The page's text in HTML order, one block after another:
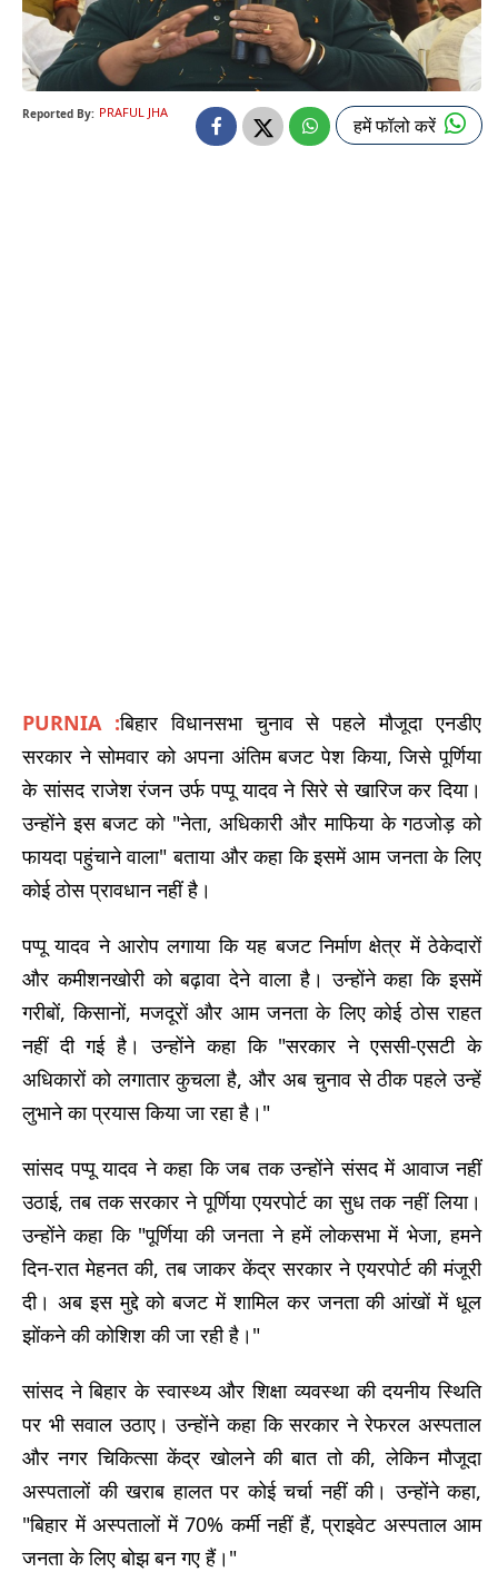
Reported By: PRAFUL JHA
हमें फॉलो करें
PURNIA :बिहार विधानसभा चुनाव से पहले मौजूदा एनडीए
सरकार ने सोमवार को अपना अंतिम बजट पेश किया, जिसे पूर्णिया
के सांसद राजेश रंजन उर्फ पप्पू यादव ने सिरे से खारिज कर दिया।
उन्होंने इस बजट को "नेता, अधिकारी और माफिया के गठजोड़ को
फायदा पहुंचाने वाला" बताया और कहा कि इसमें आम जनता के लिए
कोई ठोस प्रावधान नहीं है।
पप्पू यादव ने आरोप लगाया कि यह बजट निर्माण क्षेत्र में ठेकेदारों
और कमीशनखोरी को बढ़ावा देने वाला है। उन्होंने कहा कि इसमें
गरीबों, किसानों, मजदूरों और आम जनता के लिए कोई ठोस राहत
नहीं दी गई है। उन्होंने कहा कि "सरकार ने एससी-एसटी के
अधिकारों को लगातार कुचला है, और अब चुनाव से ठीक पहले उन्हें
लुभाने का प्रयास किया जा रहा है।"
सांसद पप्पू यादव ने कहा कि जब तक उन्होंने संसद में आवाज नहीं
उठाई, तब तक सरकार ने पूर्णिया एयरपोर्ट का सुध तक नहीं लिया।
उन्होंने कहा कि "पूर्णिया की जनता ने हमें लोकसभा में भेजा, हमने
दिन-रात मेहनत की, तब जाकर केंद्र सरकार ने एयरपोर्ट की मंजूरी
दी। अब इस मुद्दे को बजट में शामिल कर जनता की आंखों में धूल
झोंकने की कोशिश की जा रही है।"
सांसद ने बिहार के स्वास्थ्य और शिक्षा व्यवस्था की दयनीय स्थिति
पर भी सवाल उठाए। उन्होंने कहा कि सरकार ने रेफरल अस्पताल
और नगर चिकित्सा केंद्र खोलने की बात तो की, लेकिन मौजूदा
अस्पतालों की खराब हालत पर कोई चर्चा नहीं की। उन्होंने कहा,
"बिहार में अस्पतालों में 70% कर्मी नहीं हैं, प्राइवेट अस्पताल आम
जनता के लिए बोझ बन गए हैं।"